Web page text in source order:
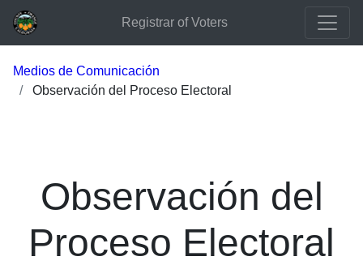
Registrar of Voters
Medios de Comunicación
Observación del Proceso Electoral
Observación del
Proceso Electoral